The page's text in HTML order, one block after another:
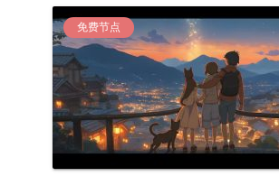
免费节点